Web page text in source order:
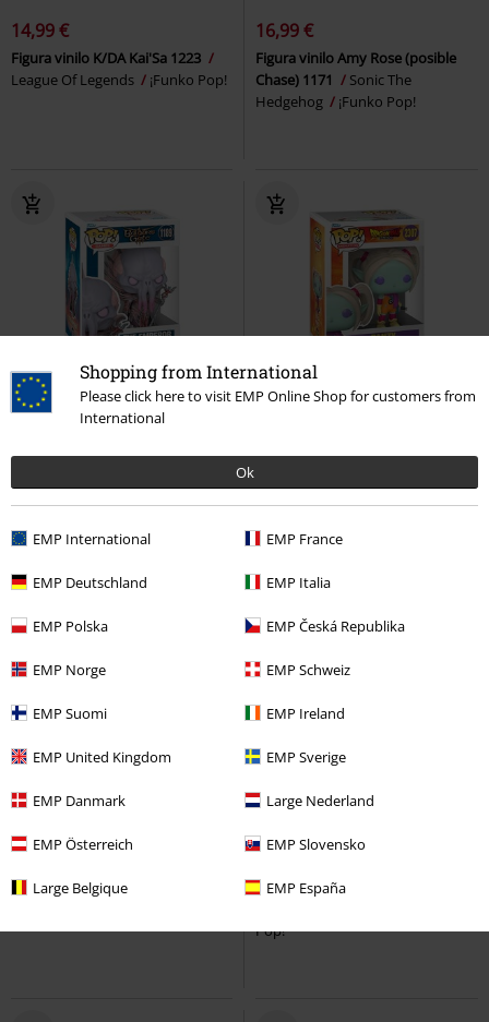
Shopping from International
Please click here to visit EMP Online Shop for customers from
International
Ok
EMP International EMP France
EMP Deutschland EMP Italia
EMP Polska EMP Česká Republika
EMP Norge EMP Schweiz
EMP Suomi EMP Ireland
EMP United Kingdom EMP Sverige
EMP Danmark Large Nederland
EMP Österreich EMP Slovensko
Large Belgique EMP España
14,99 €
Figura vinilo K/DA Kai'Sa 1223
League Of Legends
¡Funko Pop!
16,99 €
Figura vinilo Amy Rose (posible
Chase) 1171
Sonic The
Hedgehog
¡Funko Pop!
%
Emperor 1189
Dungeons and
%
Ball
¡Funko Pop!
Stock bajo
17,99 €
Figura vinilo Charmeleon 1157
Nuevo
32,99 €
Calendario de Adviento Funko
Pop!